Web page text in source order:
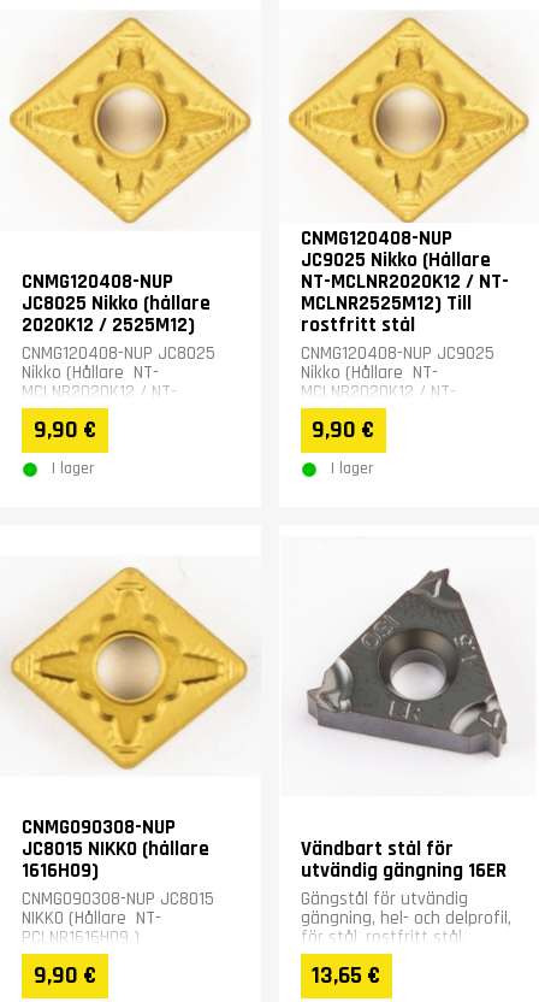
CNMG120408-NUP
JC8025 Nikko (hållare
2020K12 / 2525M12)
CNMG120408-NUP JC8025
Nikko (Hållare NT-
MCLNR2020K12 / NT-
MCLNR2525M12 )
9,90 €
I lager
CNMG120408-NUP
JC9025 Nikko (Hållare
NT-MCLNR2020K12 / NT-
MCLNR2525M12) Till
rostfritt stål
CNMG120408-NUP JC9025
Nikko (Hållare NT-
MCLNR2020K12 / NT-
MCLNR2525M12 ) Till
rostfritt stål.
9,90 €
I lager
CNMG090308-NUP
JC8015 NIKKO (hållare
1616H09)
CNMG090308-NUP JC8015
NIKKO (Hållare NT-
PCLNR1616H09 )
9,90 €
Vändbart stål för
utvändig gängning 16ER
Gängstål för utvändig
gängning, hel- och delprofil,
för stål, rostfritt stål,
gjutjärn och härdade
material
13,65 €